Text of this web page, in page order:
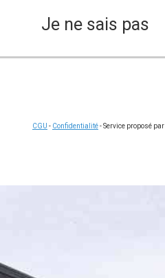
Je ne sais pas
CGU - Confidentialité- Service proposé par